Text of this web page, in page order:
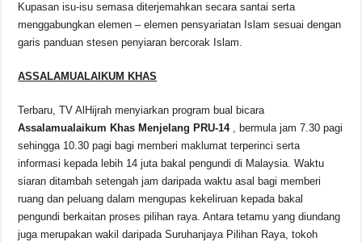
Kupasan isu-isu semasa diterjemahkan secara santai serta
menggabungkan elemen – elemen pensyariatan Islam sesuai dengan
garis panduan stesen penyiaran bercorak Islam.
ASSALAMUALAIKUM KHAS
Terbaru, TV AlHijrah menyiarkan program bual bicara
Assalamualaikum Khas Menjelang PRU-14, bermula jam 7.30 pagi
sehingga 10.30 pagi bagi memberi maklumat terperinci serta
informasi kepada lebih 14 juta bakal pengundi di Malaysia. Waktu
siaran ditambah setengah jam daripada waktu asal bagi memberi
ruang dan peluang dalam mengupas kekeliruan kepada bakal
pengundi berkaitan proses pilihan raya. Antara tetamu yang diundang
juga merupakan wakil daripada Suruhanjaya Pilihan Raya, tokoh